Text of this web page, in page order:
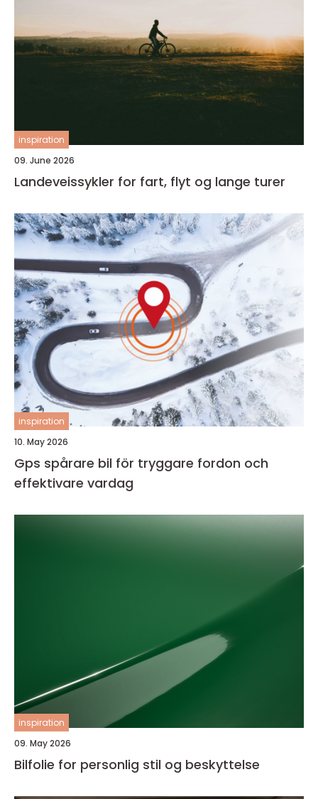
inspiration
09. June 2026
Landeveissykler for fart, flyt og lange turer
inspiration
10. May 2026
Gps spårare bil för tryggare fordon och
effektivare vardag
inspiration
09. May 2026
Bilfolie for personlig stil og beskyttelse